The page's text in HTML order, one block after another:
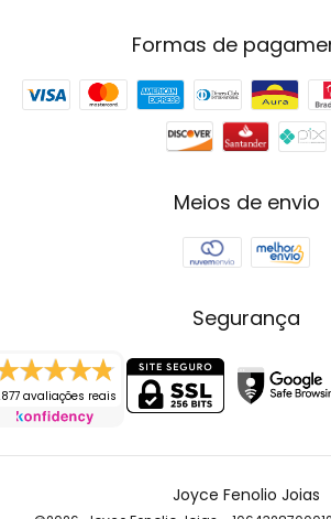
Formas de
Meios de envio
Segurança
avaliações reais
Joyce Fenolio Joias